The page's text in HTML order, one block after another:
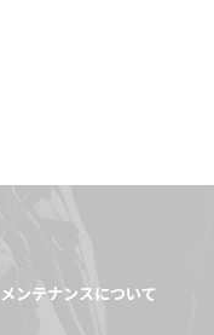
メンテナンスについて